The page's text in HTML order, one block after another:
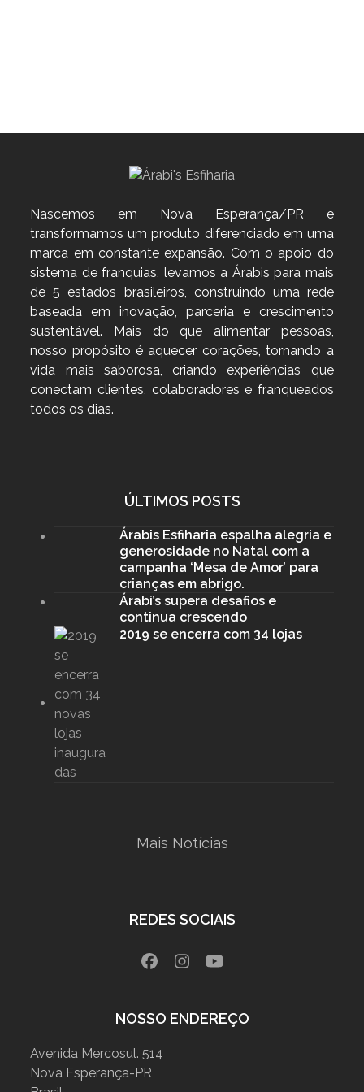
Nascemos em Nova Esperança/PR e
transformamos um produto diferenciado em uma
marca em constante expansão. Com o apoio do
sistema de franquias, levamos a Árabis para mais
de 5 estados brasileiros, construindo uma rede
baseada em inovação, parceria e crescimento
sustentável. Mais do que alimentar pessoas,
nosso propósito é aquecer corações, tornando a
vida mais saborosa, criando experiências que
conectam clientes, colaboradores e franqueados
todos os dias.
ÚLTIMOS POSTS
Árabis Esfiharia espalha alegria e
generosidade no Natal com a
campanha ‘Mesa de Amor’ para
crianças em abrigo.
Árabi’s supera desafios e
continua crescendo
2019 se encerra com 34 lojas
Mais Notícias
REDES SOCIAIS
Facebook
Instagram
YouTube
NOSSO ENDEREÇO
Avenida Mercosul. 514
Nova Esperança-PR